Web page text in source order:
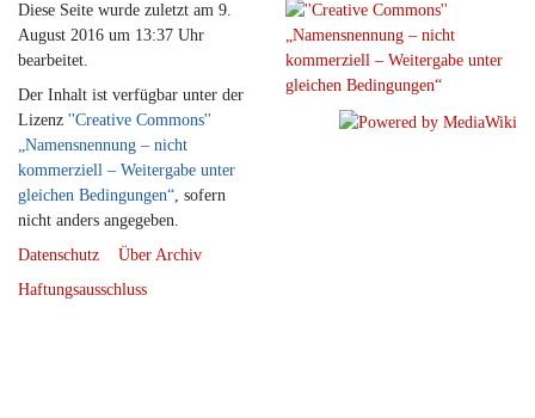
Diese Seite wurde zuletzt am 9.
August 2016 um 13:37 Uhr
bearbeitet.
Der Inhalt ist verfügbar unter der
Lizenz ''Creative Commons''
„Namensnennung – nicht
kommerziell – Weitergabe unter
gleichen Bedingungen“, sofern
nicht anders angegeben.
Datenschutz
Über Archiv
Haftungsausschluss